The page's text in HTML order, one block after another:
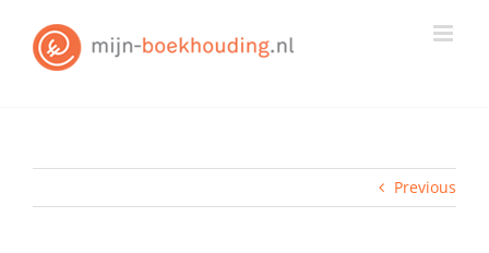
content
Previous